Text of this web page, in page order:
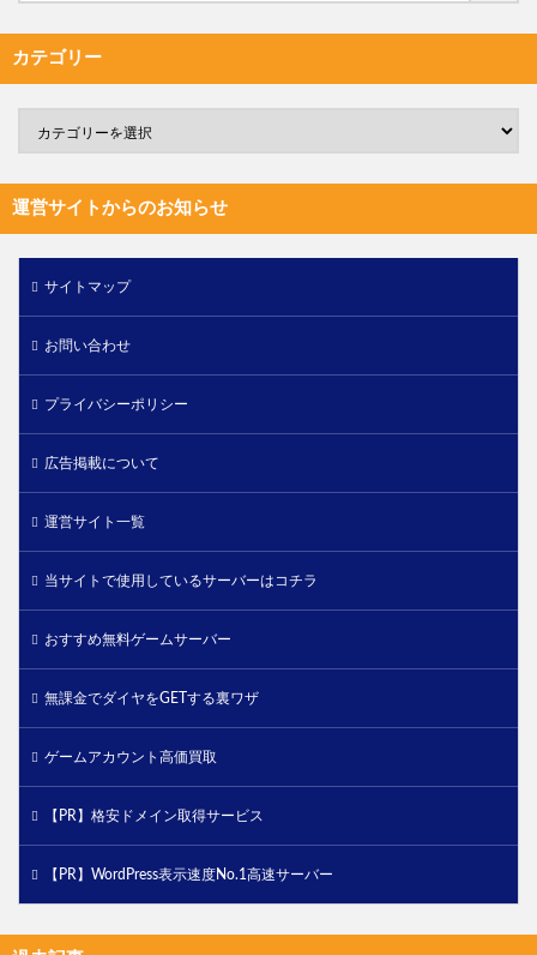
カテゴリー
運営サイトからのお知らせ
サイトマップ
お問い合わせ
プライバシーポリシー
広告掲載について
運営サイト一覧
当サイトで使用しているサーバーはコチラ
おすすめ無料ゲームサーバー
無課金でダイヤをGETする裏ワザ
ゲームアカウント高価買取
【PR】格安ドメイン取得サービス
【PR】WordPress表示速度No.1高速サーバー